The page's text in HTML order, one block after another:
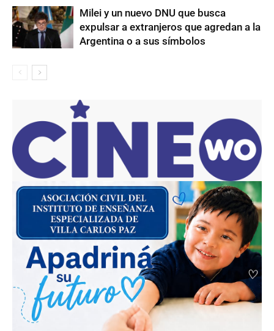
Milei y un nuevo DNU que busca
expulsar a extranjeros que agredan a la
Argentina o a sus símbolos